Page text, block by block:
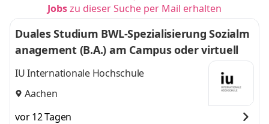
Jobszu dieser Suche per Mail erhalten
Duales Studium BWL-Spezialisierung Sozialm
anagement (B.A.) am Campus oder virtuell
IU Internationale Hochschule
Aachen
vor 12 Tagen